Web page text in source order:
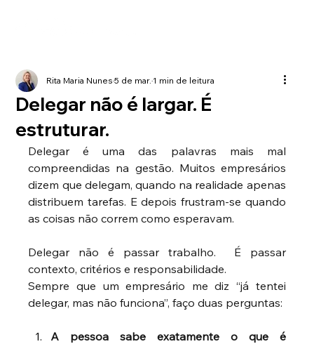
Delegar não é largar. É
estruturar.
Rita Maria Nunes5 de mar.1 min de leitura
Delegar é uma das palavras mais mal
compreendidas na gestão. Muitos empresários
dizem que delegam, quando na realidade apenas
distribuem tarefas. E depois frustram-se quando
as coisas não correm como esperavam.
Delegar não é passar trabalho.  É passar
contexto, critérios e responsabilidade.
Sempre que um empresário me diz “já tentei
delegar, mas não funciona”, faço duas perguntas:
A pessoa sabe exatamente o que é